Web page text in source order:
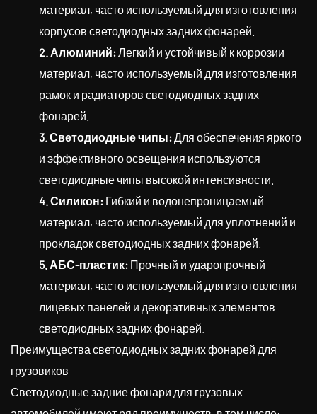
материал, часто используемый для изготовления
корпусов светодиодных задних фонарей.
2. Алюминий:Легкий и устойчивый к коррозии
материал, часто используемый для изготовления
рамок и радиаторов светодиодных задних
фонарей.
3. Светодиодные чипы:Для обеспечения яркого
и эффективного освещения используются
светодиодные чипы высокой интенсивности.
4. Силикон: Гибкий и водонепроницаемый
материал, часто используемый для уплотнений и
прокладок светодиодных задних фонарей.
5. АБС-пластик: Прочный и ударопрочный
материал, часто используемый для изготовления
лицевых панелей и декоративных элементов
светодиодных задних фонарей.
Преимущества светодиодных задних фонарей для
грузовиков
Светодиодные задние фонари для грузовых